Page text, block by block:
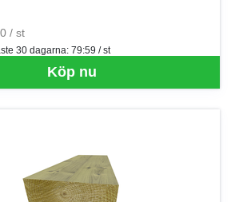
Köp nu
/ st
30 dagarna: 79:59 / st